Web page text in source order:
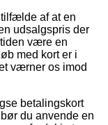
af at en
udsalgspris der
være en
med kort er i
værner os imod
betalingskort
du anvende en